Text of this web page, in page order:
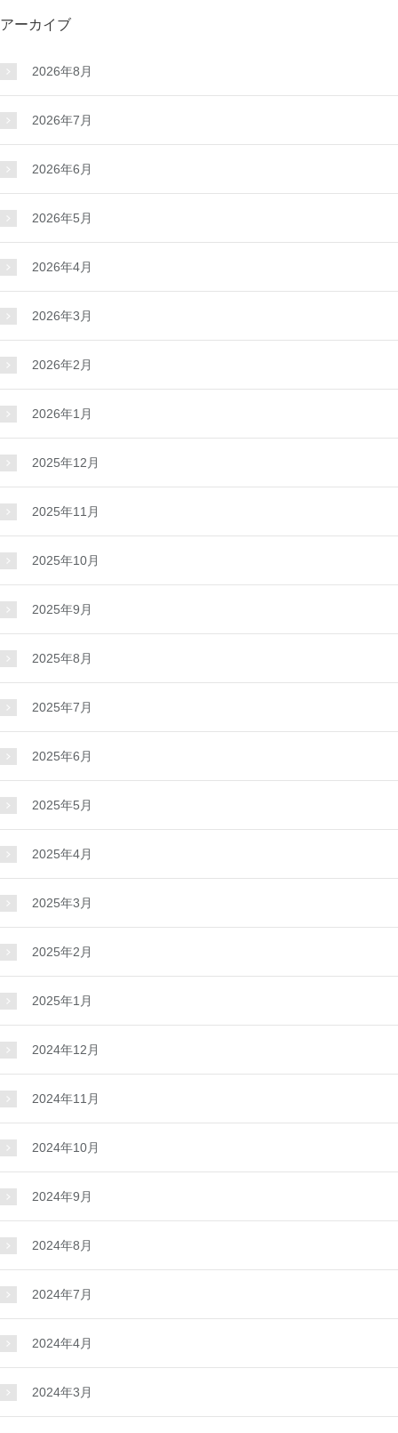
アーカイブ
2026年8月
2026年7月
2026年6月
2026年5月
2026年4月
2026年3月
2026年2月
2026年1月
2025年12月
2025年11月
2025年10月
2025年9月
2025年8月
2025年7月
2025年6月
2025年5月
2025年4月
2025年3月
2025年2月
2025年1月
2024年12月
2024年11月
2024年10月
2024年9月
2024年8月
2024年7月
2024年4月
2024年3月